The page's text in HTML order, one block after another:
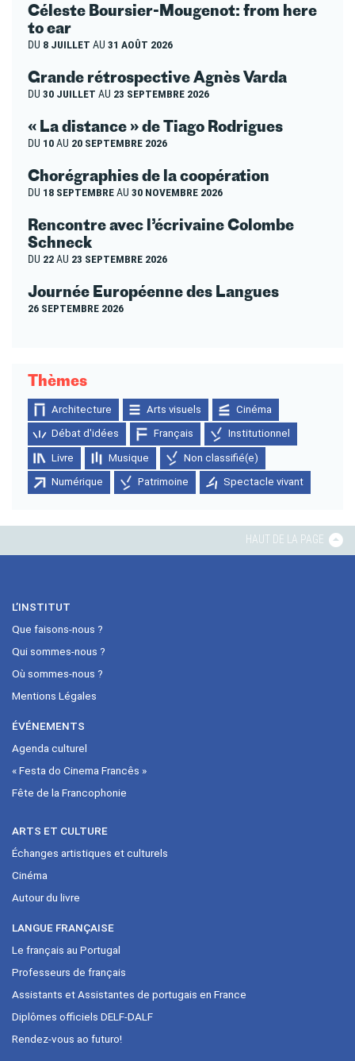
Céleste Boursier-Mougenot: from here
to ear
DU 8 JUILLET AU 31 AOÛT 2026
Grande rétrospective Agnès Varda
DU 30 JUILLET AU 23 SEPTEMBRE 2026
« La distance » de Tiago Rodrigues
DU 10AU 20 SEPTEMBRE 2026
Chorégraphies de la coopération
DU 18 SEPTEMBREAU 30 NOVEMBRE 2026
Rencontre avec l’écrivaine Colombe
Schneck
DU 22AU 23 SEPTEMBRE 2026
Journée Européenne des Langues
26 SEPTEMBRE 2026
Thèmes
Architecture Arts visuels Cinéma
Débat d'idées Français Institutionnel
Livre Musique Non classifié(e)
Numérique Patrimoine Spectacle vivant
HAUT DE LA PAGE
L’INSTITUT
Que faisons-nous ?
Qui sommes-nous ?
Où sommes-nous ?
Mentions Légales
ÉVÉNEMENTS
Agenda culturel
« Festa do Cinema Francês »
Fête de la Francophonie
ARTS ET CULTURE
Échanges artistiques et culturels
Cinéma
Autour du livre
LANGUE FRANÇAISE
Le français au Portugal
Professeurs de français
Assistants et Assistantes de portugais en France
Diplômes officiels DELF-DALF
Rendez-vous ao futuro!